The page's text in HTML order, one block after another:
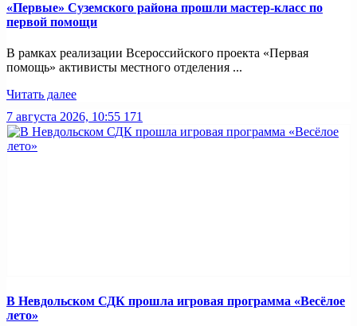
«Первые» Суземского района прошли мастер-класс по
первой помощи
В рамках реализации Всероссийского проекта «Первая
помощь» активисты местного отделения ...
Читать далее
7 августа 2026, 10:55 171
В Невдольском СДК прошла игровая программа «Весёлое
лето»